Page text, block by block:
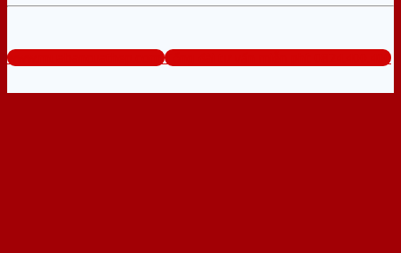
www.muabancuathep.com Tổng đài tư vấn miễn phí: 0824.400.400